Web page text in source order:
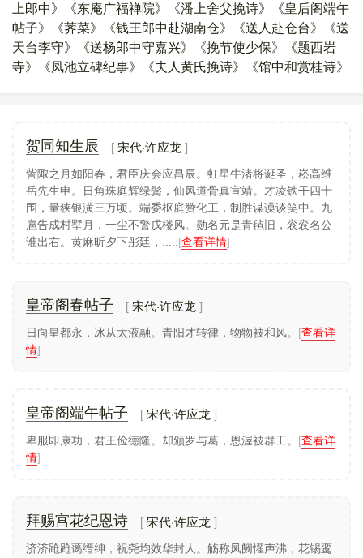
上郎中》《东庵广福禅院》《潘上舍父挽诗》《皇后阁端午
帖子》《荠菜》《钱王郎中赴湖南仓》《送人赴仓台》《送
天台李守》《送杨郎中守嘉兴》《挽节使少保》《题西岩
寺》《凤池立碑纪事》《夫人黄氏挽诗》《馆中和赏桂诗》
贺同知生辰 宋代·许应龙
訾陬之月如阳春，君臣庆会应昌辰。虹星牛渚将诞圣，崧高维
岳先生申。日角珠庭辉绿鬓，仙风道骨真宣靖。才凌铁干四十
围，量狭银潢三万顷。端委枢庭赞化工，制胜谋谟谈笑中。九
扈告成村墅月，一尘不警戌楼风。勋名元是青毡旧，衮衮名公
谁出右。黄麻昕夕下彤廷，..... [查看详情]
皇帝阁春帖子 宋代·许应龙
日向皇都永，冰从太液融。青阳才转律，物物被和风。 [查看详
情]
皇帝阁端午帖子 宋代·许应龙
卑服即康功，君王俭德隆。却颁罗与葛，恩渥被群工。 [查看详
情]
拜赐宫花纪恩诗 宋代·许应龙
济济跄跄蔼缙绅，祝尧均效华封人。觞称凤阙懽声沸，花锡鸾